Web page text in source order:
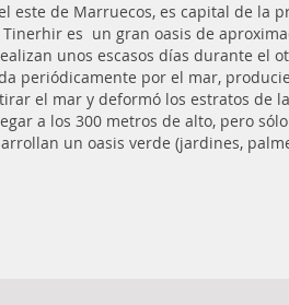
este de Marruecos, es capital de la
es un gran oasis de
unos escasos días durante el
periódicamente por el mar,
el mar y deformó los estratos de
a los 300 metros de alto, pero
un oasis verde (jardines,